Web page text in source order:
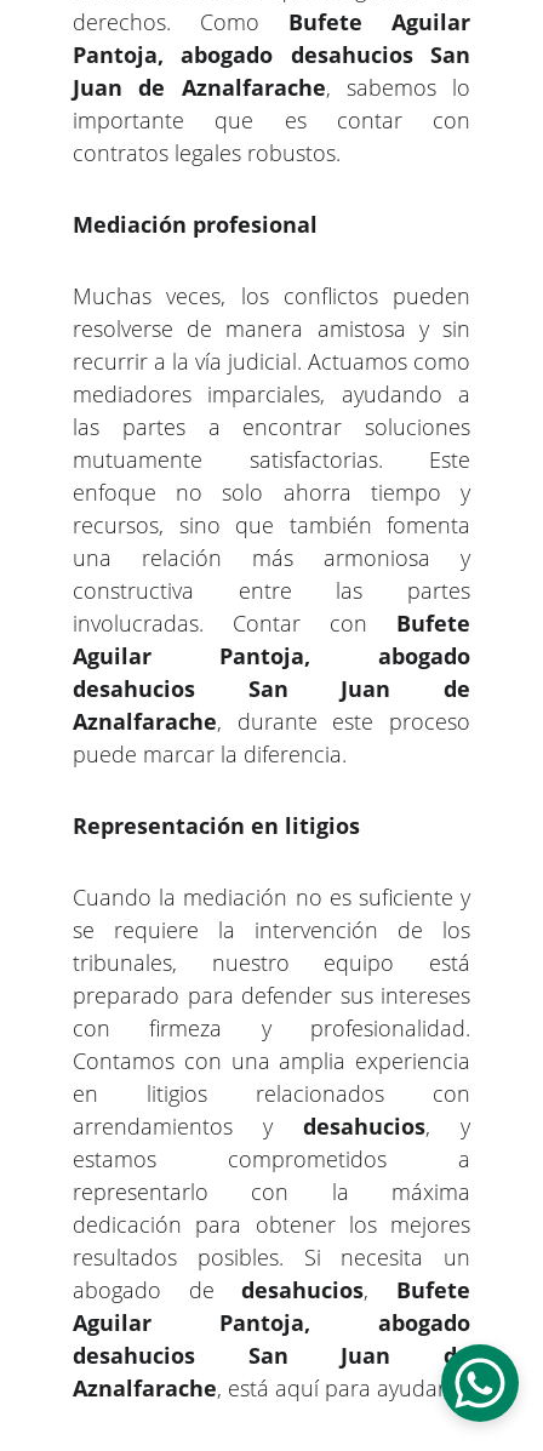
derechos. Como Bufete Aguilar
Pantoja, abogado desahucios San
Juan de Aznalfarache, sabemos lo
importante que es contar con
contratos legales robustos.
Mediación profesional
Muchas veces, los conflictos pueden
resolverse de manera amistosa y sin
recurrir a la vía judicial. Actuamos como
mediadores imparciales, ayudando a
las partes a encontrar soluciones
mutuamente satisfactorias. Este
enfoque no solo ahorra tiempo y
recursos, sino que también fomenta
una relación más armoniosa y
constructiva entre las partes
involucradas. Contar con Bufete
Aguilar Pantoja, abogado
desahucios San Juan de
Aznalfarache, durante este proceso
puede marcar la diferencia.
Representación en litigios
Cuando la mediación no es suficiente y
se requiere la intervención de los
tribunales, nuestro equipo está
preparado para defender sus intereses
con firmeza y profesionalidad.
Contamos con una amplia experiencia
en litigios relacionados con
arrendamientos y desahucios, y
estamos comprometidos a
representarlo con la máxima
dedicación para obtener los mejores
resultados posibles. Si necesita un
abogado dedesahucios, Bufete
Aguilar Pantoja, abogado
desahucios San Juan de
Aznalfarache, está aquí para ayudarle.